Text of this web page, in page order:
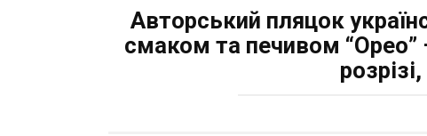
Авторський пляцок
смаком та печивом “Орео”